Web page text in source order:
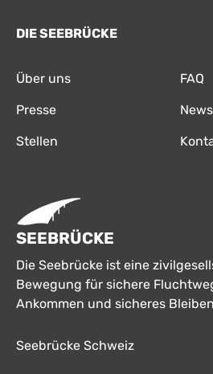
DIE SEEBRÜCKE
Über uns FAQ
Presse
Stellen
SEEBRÜCKE
Die Seebrücke ist eine
Bewegung für sichere
Ankommen und sicheres
Seebrücke Schweiz